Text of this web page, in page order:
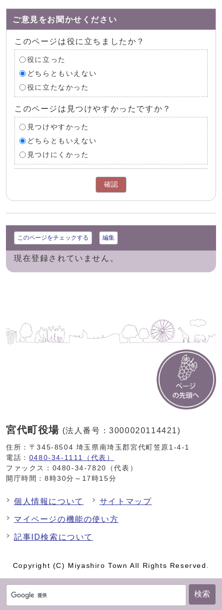
検索
ご意見をお聞かせください
このページは役に立ちましたか？
役に立った
どちらともいえない
役に立たなかった
このページは見つけやすかったですか？
見つけやすかった
どちらともいえない
見つけにくかった
確認
このページをチェックする 編集
現在登録されていません。
宮代町役場 (法人番号：3000020114421)
住所：〒345-8504 埼玉県南埼玉郡宮代町笠原1-4-1
電話： 0480-34-1111（代表）
ファックス：0480-34-7820（代表）
開庁時間：8時30分～17時15分
個人情報について サイトマップ
マイページの機能の使い方
記事ID検索について
Copyright (C) Miyashiro Town All Rights Reserved.